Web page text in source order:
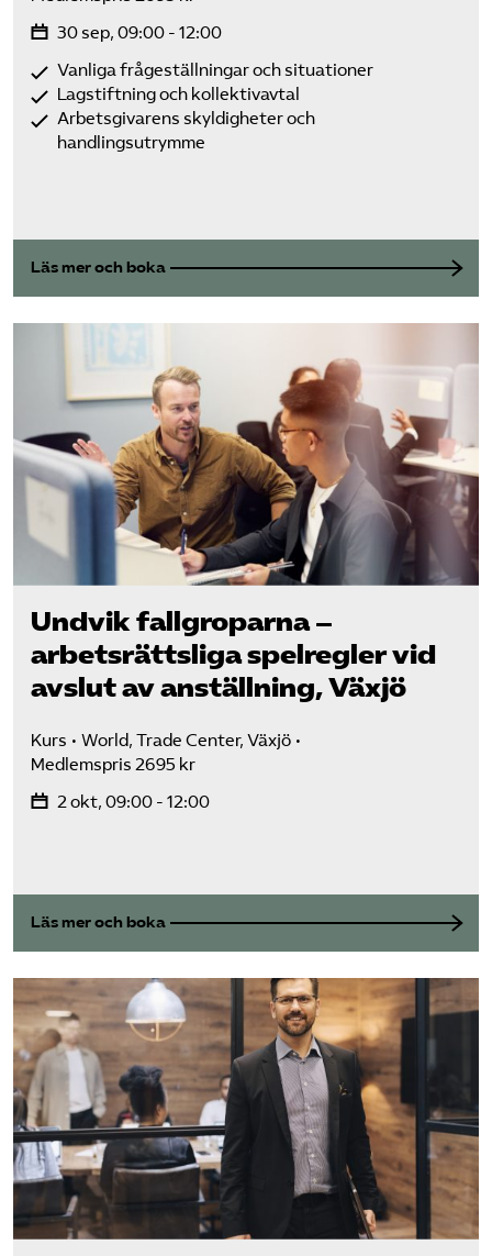
30 sep, 09:00 - 12:00
Vanliga frågeställningar och situationer
Lagstiftning och kollektivavtal
Arbetsgivarens skyldigheter och
handlingsutrymme
Läs mer och boka
Undvik fallgroparna –
arbetsrättsliga spelregler vid
avslut av anställning, Växjö
Kurs
World, Trade Center, Växjö
Medlemspris 2695 kr
2 okt, 09:00 - 12:00
Läs mer och boka